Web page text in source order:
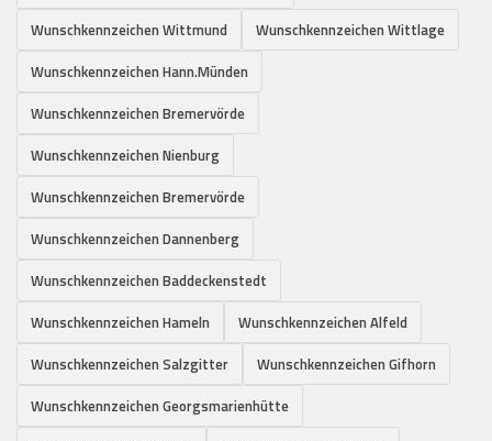
Wunschkennzeichen Wittmund
Wunschkennzeichen Wittlage
Wunschkennzeichen Hann.Münden
Wunschkennzeichen Bremervörde
Wunschkennzeichen Nienburg
Wunschkennzeichen Bremervörde
Wunschkennzeichen Dannenberg
Wunschkennzeichen Baddeckenstedt
Wunschkennzeichen Hameln
Wunschkennzeichen Alfeld
Wunschkennzeichen Salzgitter
Wunschkennzeichen Gifhorn
Wunschkennzeichen Georgsmarienhütte